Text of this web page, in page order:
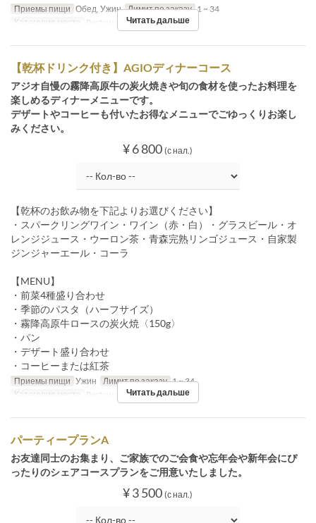
Приемы пищи Обед, Ужин Лимит по заказу 1 ~ 34
Категория места
RestaurantЧитать дальше
【乾杯ドリンク付き】AGIOディナーコース
アジオ自慢の霧降高原牛の炭火焼きや旬の食材を使ったお料理を
楽しめるディナーメニューです。
デザートやコーヒーも付いたお得なメニューでごゆっくりお楽し
みください。
¥ 6 800 (с нал.)
【乾杯のお飲み物を下記よりお選びください】
・スパークリングワイン・ワイン（赤・白）・グラスビール・オ
レンジジュース・ウーロン茶・青森完熟リンゴジュース・自家製
ジンジャーエール・コーラ
【MENU】
・前菜4種盛り合わせ
・季節のパスタ（ハーフサイズ）
・霧降高原牛ロースの炭火焼〈150g〉
・パン
・デザート盛り合わせ
・コーヒーまたは紅茶
Приемы пищи Ужин Лимит по заказу 1 ~ 34
Категория места
RestaurantЧитать дальше
パーティープランA
お友達同士のお集まり、ご家族でのご会食や忘年会や新年会にぴ
ったりのシェアコースプランをご用意いたしました。
¥ 3 500 (с нал.)